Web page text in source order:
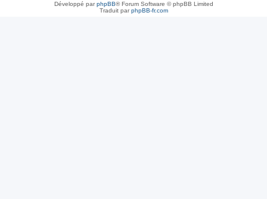
Développé parphpBB® Forum Software © phpBB Limited
Traduit parphpBB-fr.com